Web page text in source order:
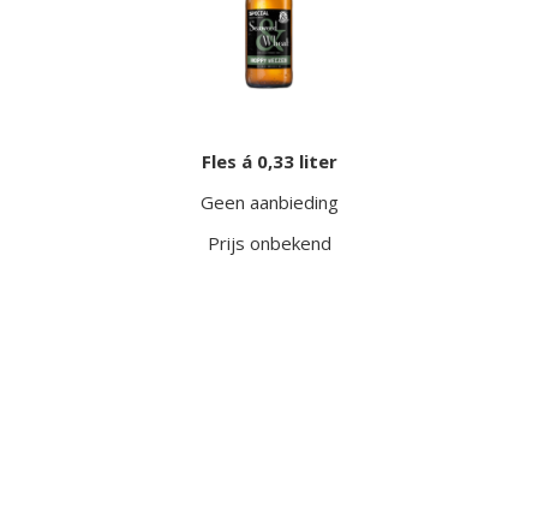
Fles á 0,33 liter
Geen aanbieding
Prijs onbekend